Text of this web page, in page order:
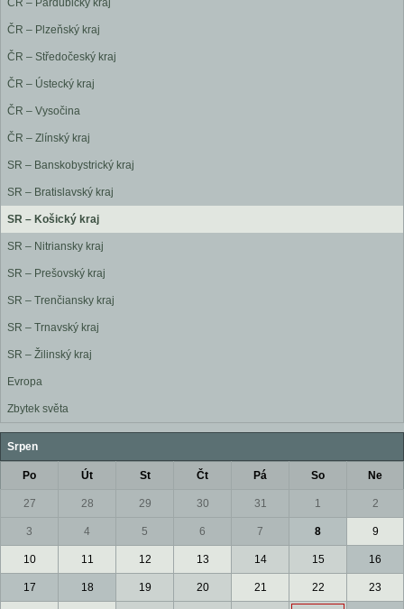
ČR – Pardubický kraj
ČR – Plzeňský kraj
ČR – Středočeský kraj
ČR – Ústecký kraj
ČR – Vysočina
ČR – Zlínský kraj
SR – Banskobystrický kraj
SR – Bratislavský kraj
SR – Košický kraj
SR – Nitriansky kraj
SR – Prešovský kraj
SR – Trenčiansky kraj
SR – Trnavský kraj
SR – Žilinský kraj
Evropa
Zbytek světa
Srpen
Po Út St Čt Pá So Ne
27 28 29 30 31 1 2
3 4 5 6 7 8 9
10 11 12 13 14 15 16
17 18 19 20 21 22 23